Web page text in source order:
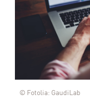
© Fotolia: GaudiLab